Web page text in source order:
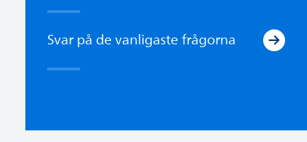
Svar på de vanligaste frågorna